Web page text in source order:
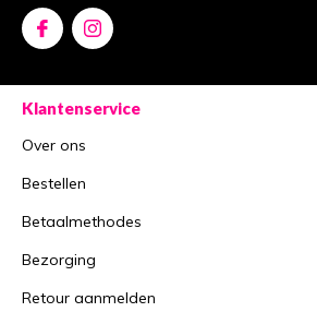
Klantenservice
Over ons
Bestellen
Betaalmethodes
Bezorging
Retour aanmelden